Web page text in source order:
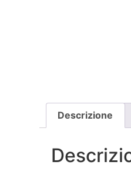
Descrizione